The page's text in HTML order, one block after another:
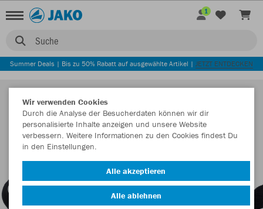
Suche
1
Summer Deals | Bis zu 50% Rabatt auf ausgewählte Artikel | JETZT ENTDECKEN
Wir verwenden Cookies
Durch die Analyse der Besucherdaten können wir dir
personalisierte Inhalte anzeigen und unsere Website
verbessern. Weitere Informationen zu den Cookies findest Du
in den Einstellungen.
Alle akzeptieren
Alle ablehnen